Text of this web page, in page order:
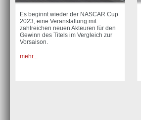
Es beginnt wieder der NASCAR Cup
2023, eine Veranstaltung mit
zahlreichen neuen Akteuren für den
Gewinn des Titels im Vergleich zur
Vorsaison.
mehr...